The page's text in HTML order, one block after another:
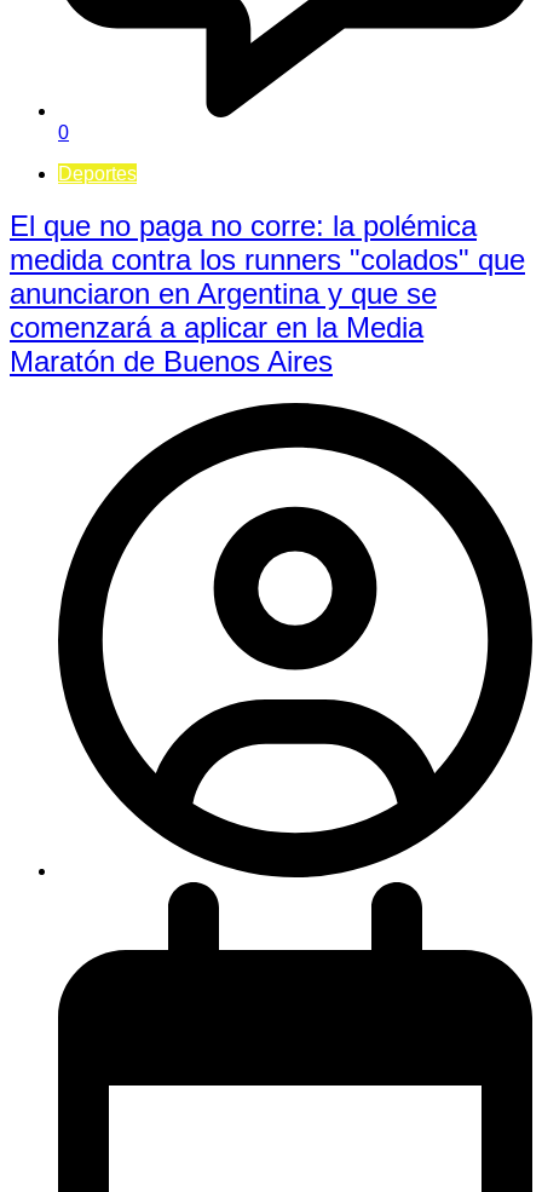
0
Deportes
El que no paga no corre: la polémica
medida contra los runners "colados" que
anunciaron en Argentina y que se
comenzará a aplicar en la Media
Maratón de Buenos Aires